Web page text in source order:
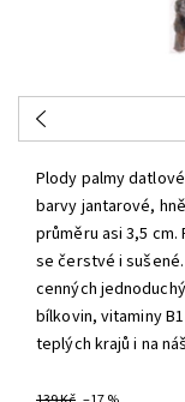
Plody palmy
barvy jantarové,
průměru asi 3,5
se čerstvé i
cenných
bílkovin, vitaminy
teplých krajů i na